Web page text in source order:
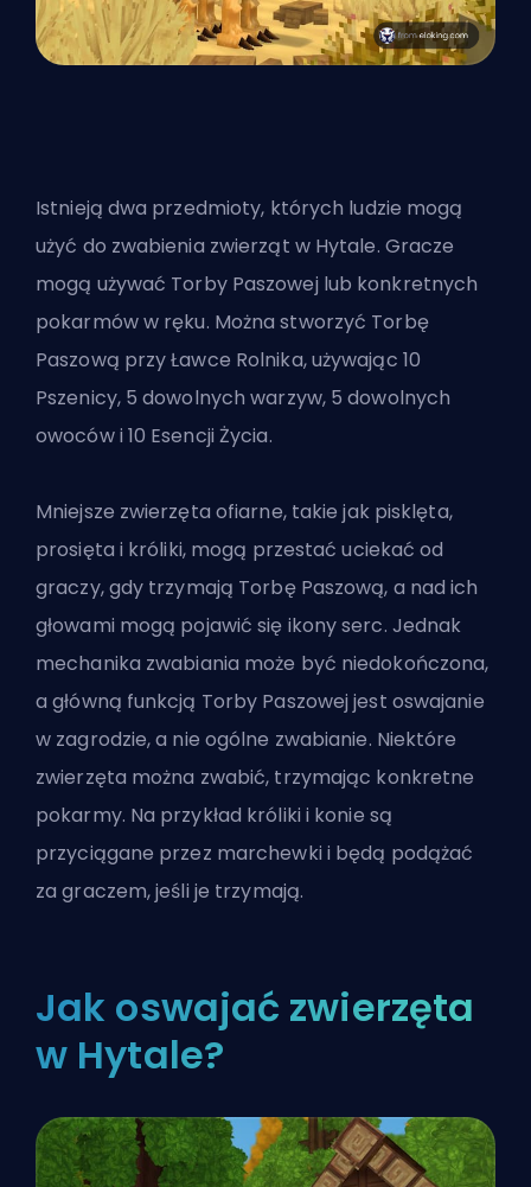
Istnieją dwa przedmioty, których ludzie mogą
użyć do zwabienia zwierząt w Hytale. Gracze
mogą używać Torby Paszowej lub konkretnych
pokarmów w ręku. Można stworzyć Torbę
Paszową przy Ławce Rolnika, używając 10
Pszenicy, 5 dowolnych warzyw, 5 dowolnych
owoców i 10 Esencji Życia.
Mniejsze zwierzęta ofiarne, takie jak pisklęta,
prosięta i króliki, mogą przestać uciekać od
graczy, gdy trzymają Torbę Paszową, a nad ich
głowami mogą pojawić się ikony serc. Jednak
mechanika zwabiania może być niedokończona,
a główną funkcją Torby Paszowej jest oswajanie
w zagrodzie, a nie ogólne zwabianie. Niektóre
zwierzęta można zwabić, trzymając konkretne
pokarmy. Na przykład króliki i konie są
przyciągane przez marchewki i będą podążać
za graczem, jeśli je trzymają.
Jak oswajać zwierzęta
w Hytale?